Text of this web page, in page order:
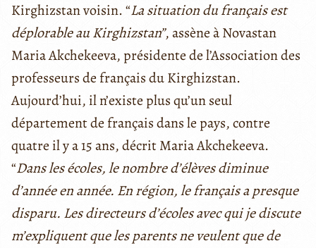
Kirghizstan voisin. “La situation du français est
déplorable au Kirghizstan”, assène à Novastan
Maria Akchekeeva, présidente de l’Association des
professeurs de français du Kirghizstan.
Aujourd’hui, il n’existe plus qu’un seul
département de français dans le pays, contre
quatre il y a 15 ans, décrit Maria Akchekeeva.
“Dans les écoles, le nombre d’élèves diminue
d’année en année. En région, le français a presque
disparu. Les directeurs d’écoles avec qui je discute
m’expliquent que les parents ne veulent que de